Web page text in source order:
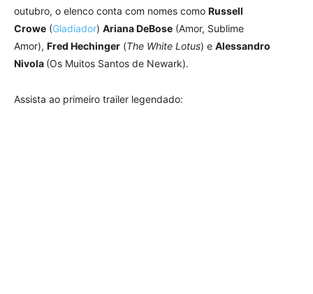
outubro, o elenco conta com nomes como Russell
Crowe (Gladiador) Ariana DeBose (Amor, Sublime
Amor), Fred Hechinger (The White Lotus) e Alessandro
Nivola (Os Muitos Santos de Newark).
Assista ao primeiro trailer legendado: